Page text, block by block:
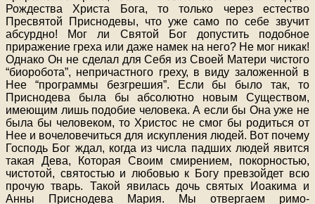
Рождества Христа Бога, то только через естество
Пресвятой Приснодевы, что уже само по себе звучит
абсурдно! Мог ли Святой Бог допустить подобное
приражение греха или даже намек на него? Не мог никак!
Однако Он не сделал для Себя из Своей Матери чистого
“биоробота”, непричастного греху, в виду заложенной в
Нее “программы безгрешия”. Если бы было так, то
Приснодева была бы абсолютно новым Существом,
имеющим лишь подобие человека. А если бы Она уже не
была бы человеком, то Христос не смог бы родиться от
Нее и вочеловечиться для искупления людей. Вот почему
Господь Бог ждал, когда из числа падших людей явится
такая Дева, Которая Своим смирением, покорностью,
чистотой, святостью и любовью к Богу превзойдет всю
прочую тварь. Такой явилась дочь святых Иоакима и
Анны Приснодева Мария. Мы отвергаем римо-